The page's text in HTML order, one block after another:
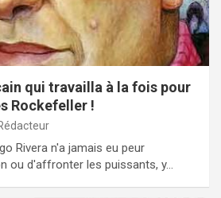
qui travailla à la fois pour
Rockefeller !
Rivera n'a jamais eu peur
ou d'affronter les puissants, y…